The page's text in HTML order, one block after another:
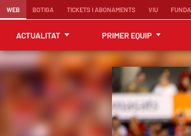
WEB BOTIGA TICKETS I ABONAMENTS VIU
ACTUALITAT PRIMER EQUIP